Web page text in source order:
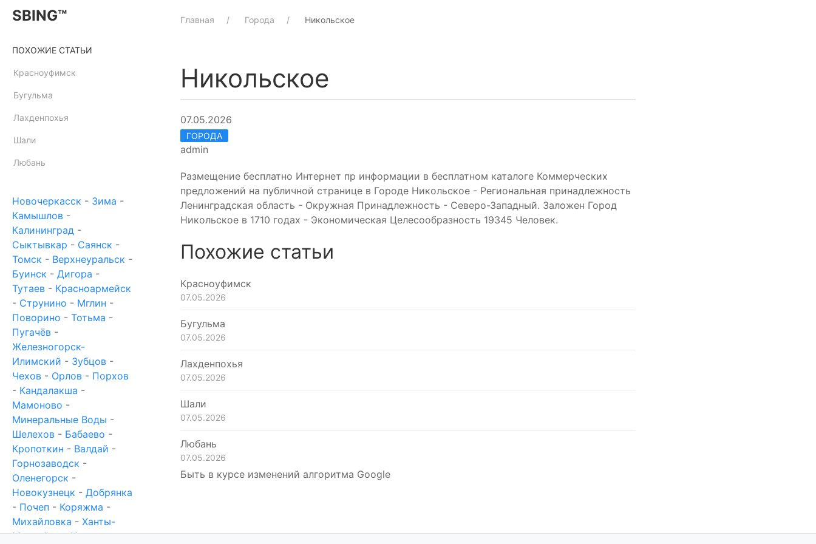
SBING™
ПОХОЖИЕ СТАТЬИ
Красноуфимск
Бугульма
Лахденпохья
Шали
Любань
Новочеркасск - Зима -
Камышлов -
Калининград -
Сыктывкар - Саянск -
Томск - Верхнеуральск -
Буинск - Дигора -
Тутаев - Красноармейск
- Струнино - Мглин -
Поворино - Тотьма -
Пугачёв -
Железногорск-
Илимский - Зубцов -
Чехов - Орлов - Порхов
- Кандалакша -
Мамоново -
Минеральные Воды -
Шелехов - Бабаево -
Кропоткин - Валдай -
Горнозаводск -
Оленегорск -
Новокузнецк - Добрянка
- Почеп - Коряжма -
Михайловка - Ханты-
Мансийск-Новотроицк
Главная Города Никольское
Никольское
07.05.2026
ГОРОДА
admin
Размещение бесплатно Интернет пр информации в бесплатном каталоге Коммерческих
предложений на публичной странице в Городе Никольское - Региональная принадлежность
Ленинградская область - Окружная Принадлежность - Северо-Западный. Заложен Город
Никольское в 1710 годах - Экономическая Целесообразность 19345 Человек.
Похожие статьи
Красноуфимск
07.05.2026
Бугульма
07.05.2026
Лахденпохья
07.05.2026
Шали
07.05.2026
Любань
07.05.2026
Быть в курсе изменений алгоритма Google